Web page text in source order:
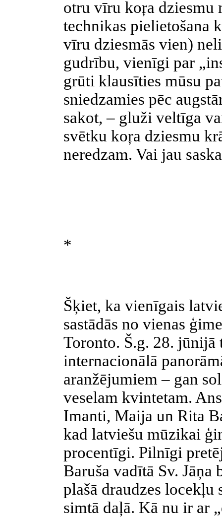
otru vīru koŗa dziesmu
technikas pielietošana
vīru dziesmās vien)
gudrību, vienīgi par
grūti klausīties mūsu
sniedzamies pēc
sakot, – gluži veltīga
svētku koŗa dziesmu
neredzam. Vai jau
*
Šķiet, ka vienīgais
sastādās no vienas
Toronto. Š.g. 28. jūnijā
internacionālā
aranžējumiem – gan
veselam kvintetam.
Imanti, Maija un Rita
kad latviešu mūzikai
procentīgi. Pilnīgi
Baruša vadītā Sv.
plašā draudzes
simtā daļā. Kā nu ir ar